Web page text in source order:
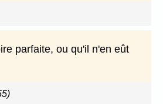
parfaite, ou qu'il n'en eût